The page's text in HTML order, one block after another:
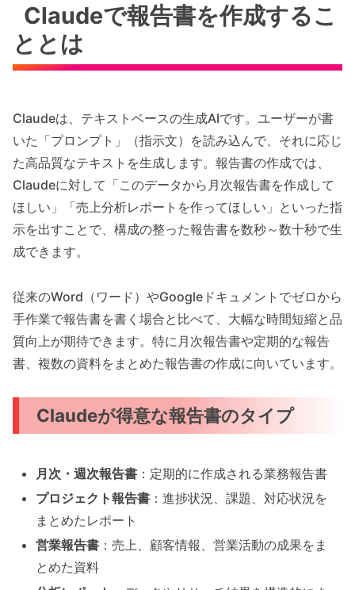
Claudeで報告書を作成するこ
ととは
Claudeは、テキストベースの生成AIです。ユーザーが書
いた「プロンプト」（指示文）を読み込んで、それに応じ
た高品質なテキストを生成します。報告書の作成では、
Claudeに対して「このデータから月次報告書を作成して
ほしい」「売上分析レポートを作ってほしい」といった指
示を出すことで、構成の整った報告書を数秒～数十秒で生
成できます。
従来のWord（ワード）やGoogleドキュメントでゼロから
手作業で報告書を書く場合と比べて、大幅な時間短縮と品
質向上が期待できます。特に月次報告書や定期的な報告
書、複数の資料をまとめた報告書の作成に向いています。
Claudeが得意な報告書のタイプ
月次・週次報告書 ：定期的に作成される業務報告書
プロジェクト報告書 ：進捗状況、課題、対応状況を
まとめたレポート
営業報告書 ：売上、顧客情報、営業活動の成果をま
とめた資料